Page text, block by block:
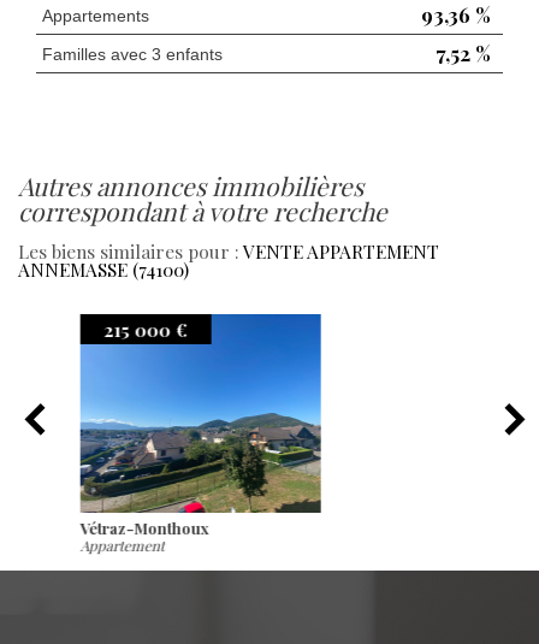
Appartements 93,36 %
Familles avec 3 enfants 7,52 %
autres annonces immobilières
correspondant à votre recherche
Les biens similaires pour :VENTE APPARTEMENT
ANNEMASSE (74100)
220 000 €
Saint-Cergues
Appartement